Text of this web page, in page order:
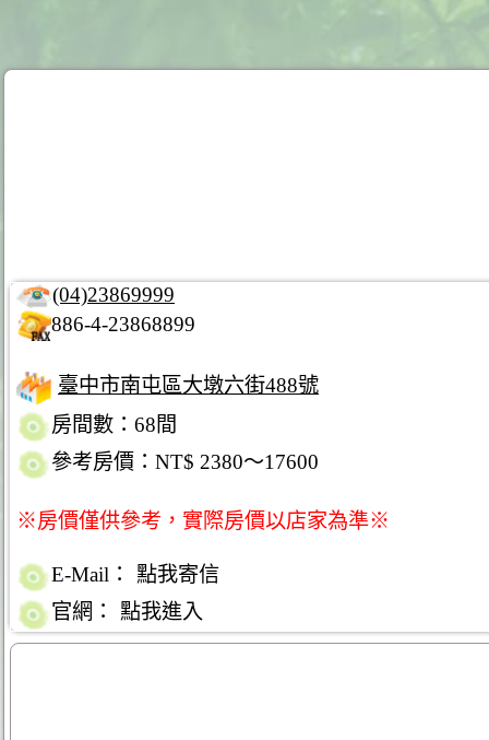
(04)23869999
886-4-23868899
臺中市南屯區大墩六街488號
房間數：68間
參考房價：NT$ 2380～17600
※房價僅供參考，實際房價以店家為準※
E-Mail：
點我寄信
官網：
點我進入